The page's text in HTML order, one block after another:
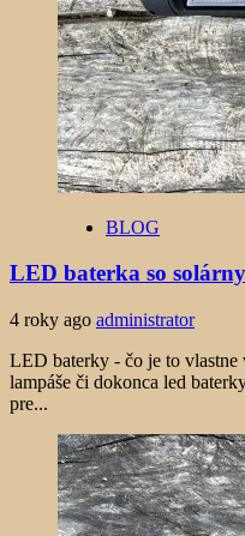
BLOG
LED baterka so
4 roky ago administrator
LED baterky - čo je to vlastne
lampáše či dokonca led
pre...